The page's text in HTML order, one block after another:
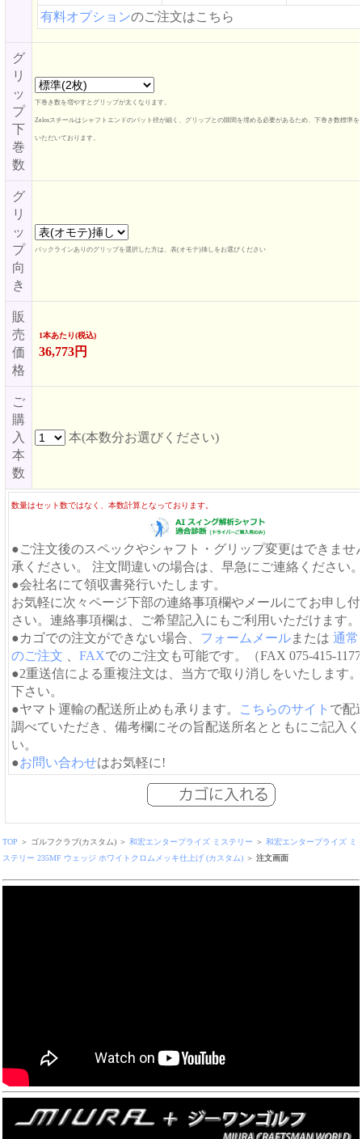
有料オプションのご注文はこちら
グ
リ
ッ
プ
下
巻
数
下巻き数を増やすとグリップが太くなります。
Zelosスチールはシャフトエンドのバット径が細く、グリップとの隙間を埋める必要があるため、下巻き数標準を
いただいております。
グ
リ
ッ
プ
向
き
バックラインありのグリップを選択した方は、表(オモテ)挿しをお選びください
販
売
価
格
1本あたり(税込)
36,773円
ご
購
入
本
数
本(本数分お選びください)
数量はセット数ではなく、本数計算となっております。
●ご注文後のスペックやシャフト・グリップ変更はできませ
承ください。 注文間違いの場合は、早急にご連絡ください
●会社名にて領収書発行いたします。
お気軽に次々ページ下部の連絡事項欄やメールにてお申し
さい。連絡事項欄は、ご希望記入にもご利用いただけます。
●カゴでの注文ができない場合、 フォームメールまたは 通常
のご注文
FAXでのご注文も可能です。（FAX 075-415-
●2重送信による重複注文は、当方で取り消しをいたします
下さい。
●ヤマト運輸の配送所止めも承ります。
こちらのサイト で配
調べていただき、備考欄にその旨配送所名とともにご記入
い。
●お問い合わせはお気軽に!
TOP ＞ ゴルフクラブ(カスタム) ＞ 和宏エンタープライズ ミステリー ＞ 和宏エンタープライズ ミ
ステリー 235MF ウェッジ ホワイトクロムメッキ仕上げ (カスタム) ＞ 注文画面